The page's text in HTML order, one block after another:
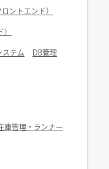
ントエンド）
ステム DB管理
庫管理・ランナー